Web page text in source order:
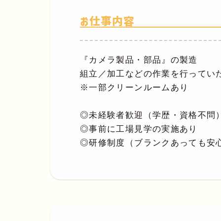
お仕事内容
『カメラ製品・部品』の製造
組立／加工などの作業を行ってい
※一部クリーンルームあり
◎未経験者歓迎（学歴・資格不問）
◎事前に工場見学の実施あり
◎研修制度（ブランクあっても安